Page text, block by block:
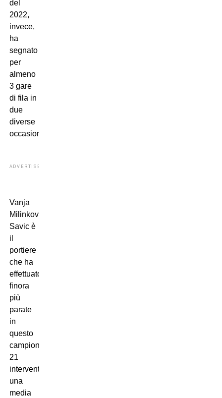
del
2022,
invece,
ha
segnato
per
almeno
3 gare
di fila in
due
diverse
occasioni.
ADVERTISEMENT
Vanja
Milinkovic-
Savic è
il
portiere
che ha
effettuato
finora
più
parate
in
questo
campionato:
21
interventi,
una
media